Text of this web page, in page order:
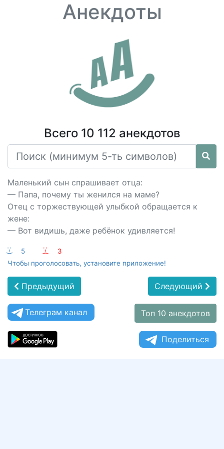
Анекдоты
Всего 10 112 анекдотов
Маленький сын спрашивает отца:
— Папа, почему ты женился на маме?
Отец с торжествующей улыбкой обращается к
жене:
— Вот видишь, даже ребёнок удивляется!
:-) 5 :-(
3
Чтобы проголосовать, установите приложение!
Предыдущий Следующий
Телеграм канал Топ 10 анекдотов
Поделиться